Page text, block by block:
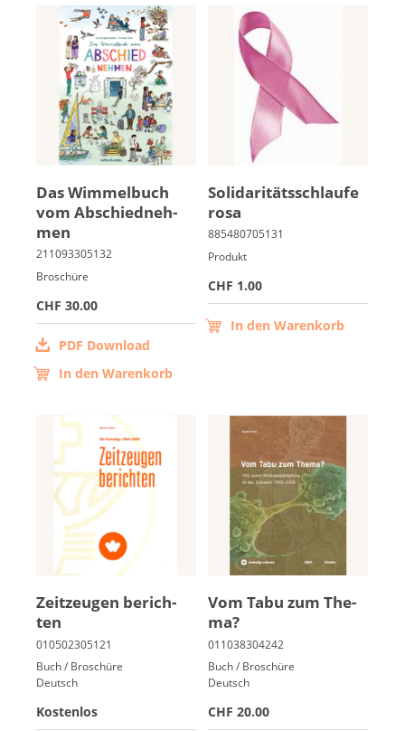
Das Wim­mel­buch
vom Ab­schied­neh­
men
Broschüre
CHF 30.00
PDF Download
In den Warenkorb
So­li­da­ri­täts­schlau­fe
ro­sa
Produkt
CHF 1.00
In den Warenkorb
Zeit­zeu­gen be­rich­
ten
Buch / Broschüre
Deutsch
Kostenlos
Vom Ta­bu zum The­
ma?
Buch / Broschüre
Deutsch
CHF 20.00